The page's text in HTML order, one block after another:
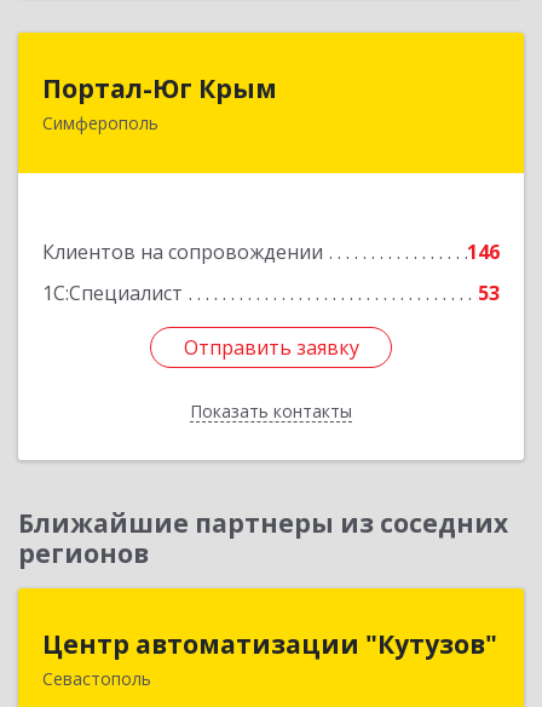
Портал-Юг Крым
Симферополь
Клиентов на сопровождении
146
1С:Специалист
53
Отправить заявку
Показать контакты
295015, Крым Респ, Симферополь г, Козлова ул,
Отправить заявку
Назад
Ближайшие партнеры из соседних
регионов
Центр автоматизации "Кутузов"
Севастополь
299011, Севастополь г, Генерала Петрова ул,